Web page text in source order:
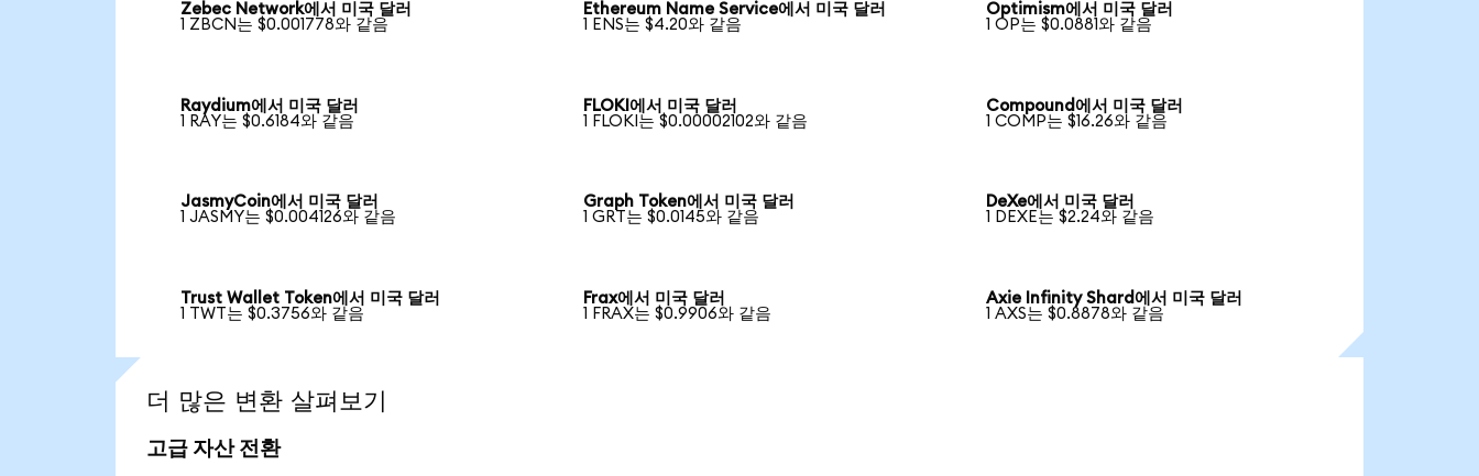
Zebec Network에서 미국 달러
1 ZBCN는 $0.001778와 같음
Ethereum Name Service에서 미국 달러
1 ENS는 $4.20와 같음
Optimism에서 미국 달러
1 OP는 $0.0881와 같음
Raydium에서 미국 달러
1 RAY는 $0.6184와 같음
FLOKI에서 미국 달러
1 FLOKI는 $0.00002102와 같음
Compound에서 미국 달러
1 COMP는 $16.26와 같음
JasmyCoin에서 미국 달러
1 JASMY는 $0.004126와 같음
Graph Token에서 미국 달러
1 GRT는 $0.0145와 같음
DeXe에서 미국 달러
1 DEXE는 $2.24와 같음
Trust Wallet Token에서 미국 달러
1 TWT는 $0.3756와 같음
Frax에서 미국 달러
1 FRAX는 $0.9906와 같음
Axie Infinity Shard에서 미국 달러
1 AXS는 $0.8878와 같음
더 많은 변환 살펴보기
고급 자산 전환